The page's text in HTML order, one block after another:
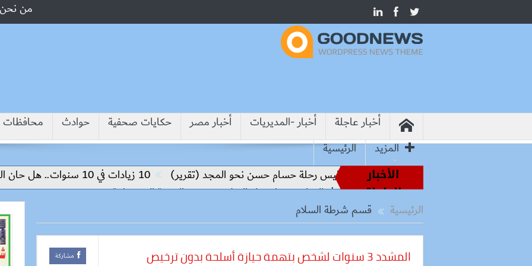
من نحن
أخبار عاجلة أخبار -المديريات أخبار مصر حكايات صحفية حوادث محافظات
المزيد
الرئيسية
الأخبار
العاجلة
الملاعب إلى قيادة الفراعنة.. كواليس رحلة حسام حسن نحو المجد (تقرير) 10 زيادات في 10 سنوات.. هل حان الوقت لرفع دعم البنزين نهائيا؟
وزير التعليم: التعاون الدولي في التعليم مفتاح بناء السلام وتحقيق التنمية المستدامة
الرئيسية قسم شرطة السلام
المشدد 3 سنوات لشخص بتهمة حيازة أسلحة بدون ترخيص مشاركة